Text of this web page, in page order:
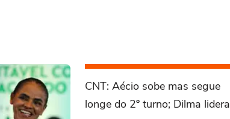
CNT: Aécio sobe mas segue
longe do 2º turno; Dilma lidera